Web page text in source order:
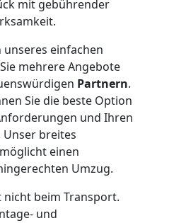
mit gebührender
unseres einfachen
mehrere Angebote
Partnern.
Sie die beste Option
und Ihren
breites
einen
Umzug.
nicht beim Transport.
und